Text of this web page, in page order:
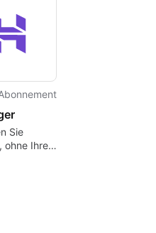
Sie
ohne Ihren